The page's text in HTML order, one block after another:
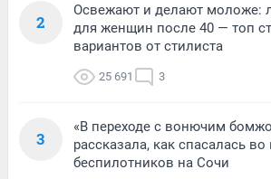
2
Освежают и делают моложе:
для женщин после 40 — топ
вариантов от стилиста
25 691 3
3
«В переходе с вонючим
рассказала, как спасалась
беспилотников на Сочи